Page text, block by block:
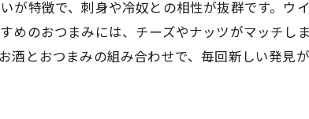
が特徴で、刺身や冷奴との相性が抜群です。ウ
めのおつまみには、チーズやナッツがマッチし
酒とおつまみの組み合わせで、毎回新しい発見